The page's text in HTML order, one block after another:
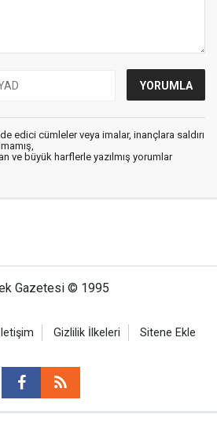
edici cümleler veya imalar, inançlara saldırı
ve büyük harflerle yazılmış yorumlar
Gazetesi © 1995
Gizlilik İlkeleri Sitene Ekle